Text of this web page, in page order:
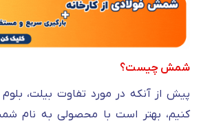
شمش چیست؟
پیش از آنکه در مورد تفاوت بیلت،
کنیم، بهتر است با محصولی به نام